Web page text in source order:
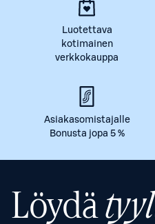
Luotettava
kotimainen
verkkokauppa
Asiakasomistajalle
Bonusta jopa 5 %
Löydä